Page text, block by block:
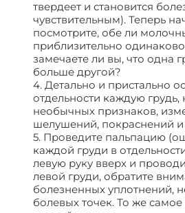
твердеет и становится
чувствительным). Теперь
посмотрите, обе ли
приблизительно
замечаете ли вы, что одна
больше другой?
4. Детально и пристально
отдельности каждую грудь,
необычных признаков,
шелушений, покраснений и
5. Проведите пальпацию
каждой груди в
левую руку вверх и
левой груди, обратите
болезненных уплотнений,
болевых точек. То же